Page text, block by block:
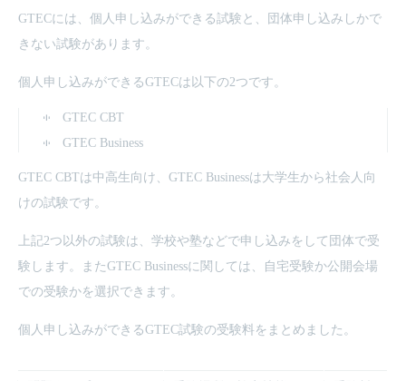
GTECには、個人申し込みができる試験と、団体申し込みしかで
きない試験があります。
個人申し込みができるGTECは以下の2つです。
GTEC CBT
GTEC Business
GTEC CBTは中高生向け、GTEC Businessは大学生から社会人向
けの試験です。
上記2つ以外の試験は、学校や塾などで申し込みをして団体で受
験します。またGTEC Businessに関しては、自宅受験か公開会場
での受験かを選択できます。
個人申し込みができるGTEC試験の受験料をまとめました。